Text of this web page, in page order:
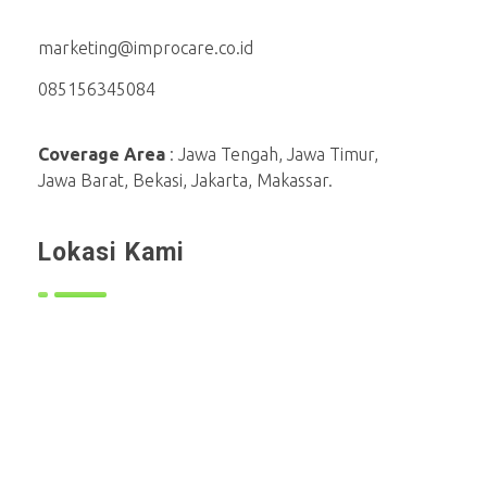
marketing@improcare.co.id
085156345084
Coverage Area : Jawa Tengah, Jawa Timur,
Jawa Barat, Bekasi, Jakarta, Makassar.
Lokasi Kami